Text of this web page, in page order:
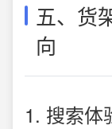
五、货
向
1. 搜索体